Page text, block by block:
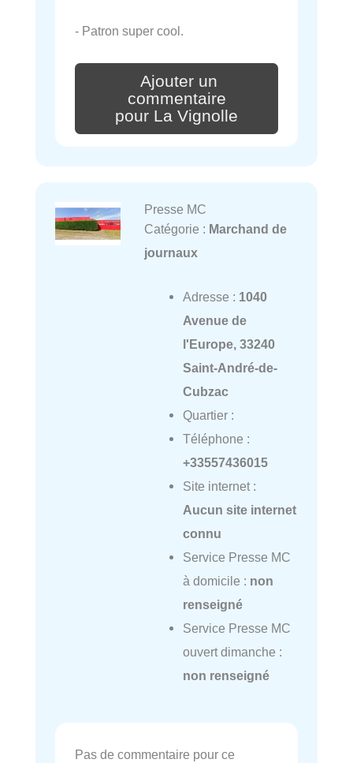
- Patron super cool.
Ajouter un
commentaire
pour La Vignolle
Presse MC
Catégorie : Marchand de
journaux
Adresse : 1040
Avenue de
l'Europe, 33240
Saint-André-de-
Cubzac
Quartier :
Téléphone :
+33557436015
Site internet :
Aucun site internet
connu
Service Presse MC
à domicile : non
renseigné
Service Presse MC
ouvert dimanche :
non renseigné
Pas de commentaire pour ce